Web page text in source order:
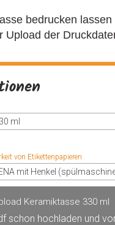
bedrucken lassen
Upload der
ml
von Etikettenpapieren
mit Henkel
Keramiktasse 330 ml
schon hochladen und